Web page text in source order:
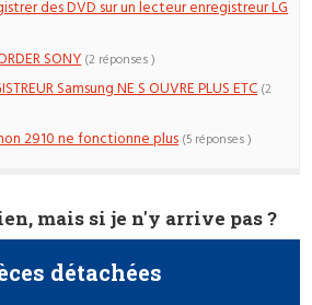
des DVD sur un lecteur enregistreur LG
SONY (2 réponses )
Samsung NE S OUVRE PLUS ETC (2
2910 ne fonctionne plus (5 réponses )
mais si je n'y arrive pas ?
détachées